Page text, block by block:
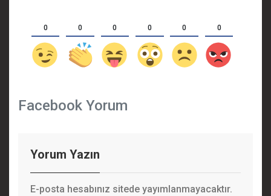
0 0 0 0 0 0
Facebook Yorum
Yorum Yazın
E-posta hesabınız sitede yayımlanmayacaktır.